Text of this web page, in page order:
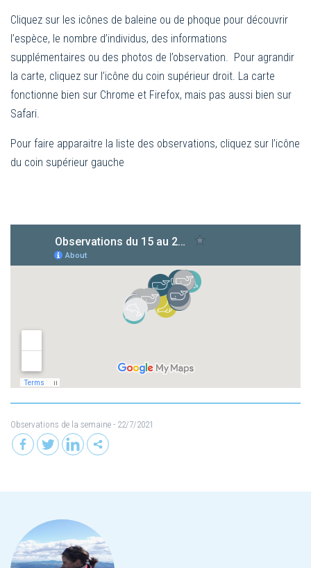
Cliquez sur les icônes de baleine ou de phoque pour découvrir
l’espèce, le nombre d’individus, des informations
supplémentaires ou des photos de l’observation. Pour agrandir
la carte, cliquez sur l’icône du coin supérieur droit. La carte
fonctionne bien sur Chrome et Firefox, mais pas aussi bien sur
Safari.
Pour faire apparaitre la liste des observations, cliquez sur l’icône
du coin supérieur gauche
Observations de la semaine - 22/7/2021